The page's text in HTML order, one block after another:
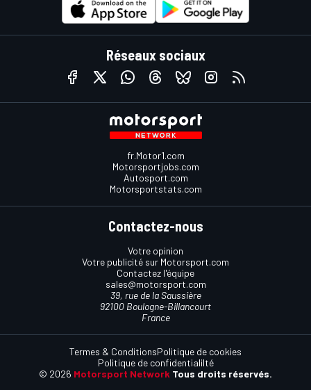
Réseaux sociaux
fr.Motor1.com
Motorsportjobs.com
Autosport.com
Motorsportstats.com
Contactez-nous
Votre opinion
Votre publicité sur Motorsport.com
Contactez l'équipe
sales@motorsport.com
39, rue de la Saussière
92100 Boulogne-Billancourt
France
© 2026 Motorsport Network Tous droits réservés.
Termes & ConditionsPolitique de cookies
Politique de confidentialilté